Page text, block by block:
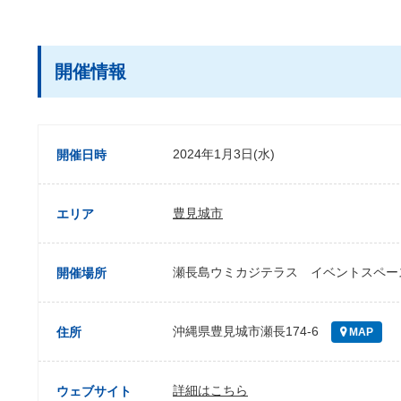
開催情報
開催日時 2024年1月3日(水)
エリア 豊見城市
開催場所 瀬長島ウミカジテラス イベントスペー
住所 沖縄県豊見城市瀬長174-6 MAP
ウェブサイト 詳細はこちら